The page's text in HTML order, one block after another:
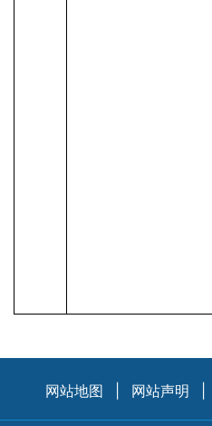
网站地图 网站声明